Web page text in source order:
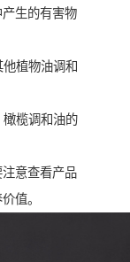
生的有害物
植物油调和
榄调和油的
意查看产品
值。